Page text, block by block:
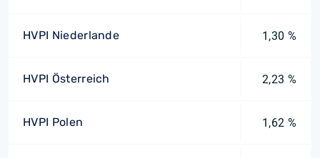
HVPI Niederlande 1,30 %
HVPI Österreich 2,23 %
HVPI Polen 1,62 %